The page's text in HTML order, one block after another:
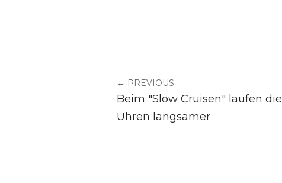
← PREVIOUS
Beim "Slow Cruisen" laufen die
Uhren langsamer